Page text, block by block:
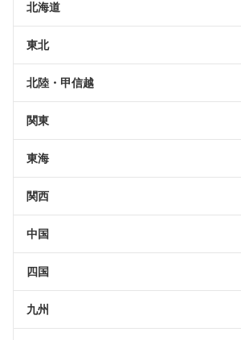
北海道
東北
北陸・甲信越
関東
東海
関西
中国
四国
九州